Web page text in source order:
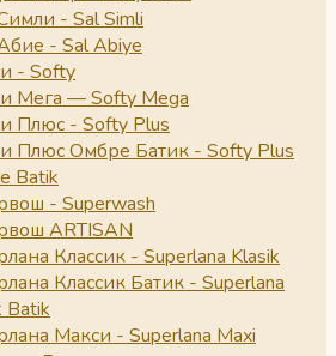
- Sal Simli
- Sal Abiye
- Softy
Мега — Softy Mega
Плюс - Softy Plus
Плюс Омбре Батик - Softy Plus
Batik
- Superwash
ARTISAN
Классик - Superlana Klasik
Классик Батик - Superlana
Batik
Макси - Superlana Maxi